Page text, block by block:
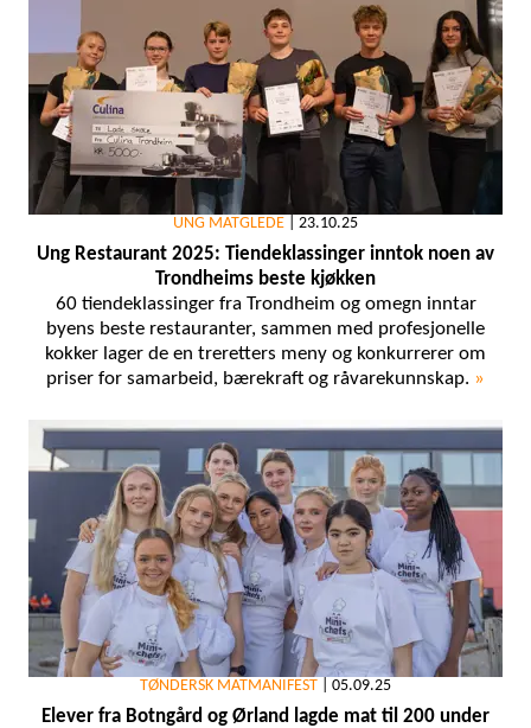
UNG MATGLEDE 23.10.25
Ung Restaurant 2025: Tiendeklassinger inntok noen av
Trondheims beste kjøkken
60 tiendeklassinger fra Trondheim og omegn inntar
byens beste restauranter, sammen med profesjonelle
kokker lager de en treretters meny og konkurrerer om
priser for samarbeid, bærekraft og råvarekunnskap. »
TØNDERSK MATMANIFEST 05.09.25
Elever fra Botngård og Ørland lagde mat til 200 under